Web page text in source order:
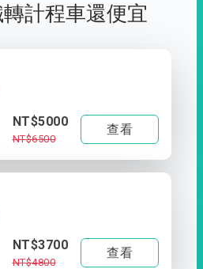
計程車還便宜
NT$5000
NT$6500
查看
NT$3700
NT$4800
查看